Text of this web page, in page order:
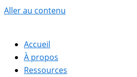
Aller au contenu
Accueil
À propos
Ressources